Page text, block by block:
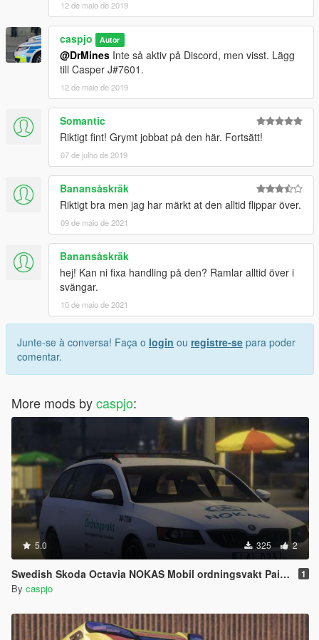
12 de maio de 2019
caspjo Autor
@DrMines Inte så aktiv på Discord, men visst. Lägg
till Casper J#7601.
12 de maio de 2019
Somantic
Riktigt fint! Grymt jobbat på den här. Fortsätt!
07 de julho de 2019
Banansåskräk
Riktigt bra men jag har märkt at den alltid flippar över.
09 de maio de 2021
Banansåskräk
hej! Kan ni fixa handling på den? Ramlar alltid över i
svängar.
10 de maio de 2021
Junte-se à conversa! Faça o login ou registre-se para poder
comentar.
More mods bycaspjo:
5.0 325 2
Swedish Skoda Octavia NOKAS Mobil ordningsvakt Paintjob 1
By caspjo